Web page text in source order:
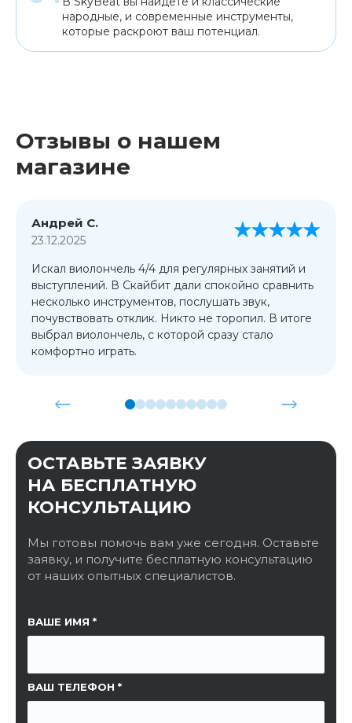
народные, и современные инструменты,
которые раскроют ваш потенциал.
Отзывы о нашем
магазине
Андрей С.
23.12.2025
Искал виолончель 4/4 для регулярных занятий и
выступлений. В Скайбит дали спокойно сравнить
несколько инструментов, послушать звук,
почувствовать отклик. Никто не торопил. В итоге
выбрал виолончель, с которой сразу стало
комфортно играть.
ОСТАВЬТЕ ЗАЯВКУ
НА БЕСПЛАТНУЮ
КОНСУЛЬТАЦИЮ
Мы готовы помочь вам уже сегодня. Оставьте
заявку, и получите бесплатную консультацию
от наших опытных специалистов.
ВАШЕ ИМЯ
ВАШ ТЕЛЕФОН
ССЫЛКА НА СТРАНИЦУ